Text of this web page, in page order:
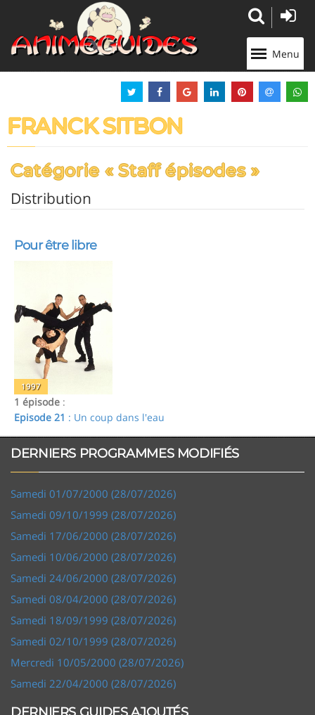
Menu
FRANCK SITBON
Catégorie « Staff épisodes »
Distribution
Pour être libre
1997
1 épisode :
Episode 21 : Un coup dans l'eau
DERNIERS PROGRAMMES MODIFIÉS
Samedi 01/07/2000 (28/07/2026)
Samedi 09/10/1999 (28/07/2026)
Samedi 17/06/2000 (28/07/2026)
Samedi 10/06/2000 (28/07/2026)
Samedi 24/06/2000 (28/07/2026)
Samedi 08/04/2000 (28/07/2026)
Samedi 18/09/1999 (28/07/2026)
Samedi 02/10/1999 (28/07/2026)
Mercredi 10/05/2000 (28/07/2026)
Samedi 22/04/2000 (28/07/2026)
Panneau de gestion des cookies